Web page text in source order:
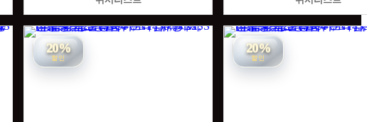
20%
할인
20%
할인